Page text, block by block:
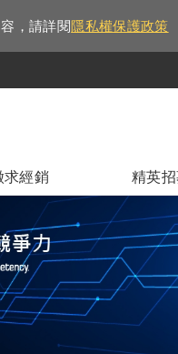
，請詳閱隱私權保護政策
求經銷 精英招